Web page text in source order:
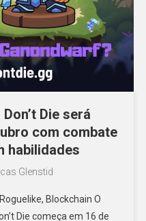
Die será
com combate
habilidades
Glenstid
Blockchain O
Die começa em 16 de